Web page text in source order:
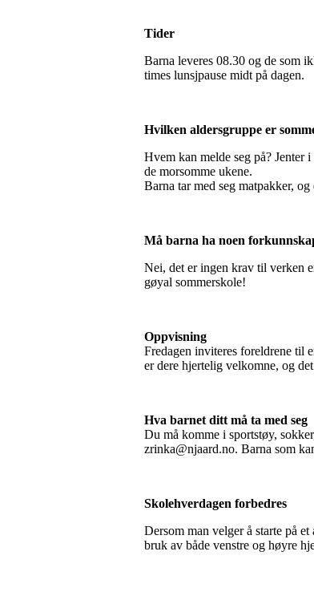
Tider
Barna leveres 08.30 og de som
times lunsjpause midt på dagen.
Hvilken aldersgruppe er
Hvem kan melde seg på?
de morsomme ukene.
Barna tar med seg matpakker,
Må barna ha noen
Nei, det er ingen krav til verken
gøyal sommerskole!
Oppvisning
Fredagen inviteres foreldrene til
er dere hjertelig velkomne, og
Hva barnet ditt må ta med seg
Du må komme i sportstøy,
zrinka@njaard.no. Barna som
Skolehverdagen forbedres
Dersom man velger å starte på
bruk av både venstre og høyre